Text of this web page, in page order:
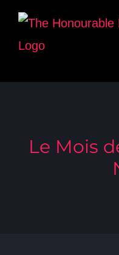
Skip
content
Le Mois